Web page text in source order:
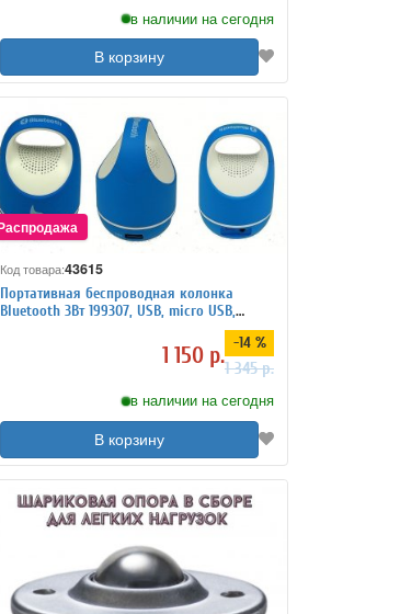
в наличии на сегодня
В корзину
Код товара:43615
Портативная беспроводная колонка
Bluetooth 3Вт 199307, USB, micro USB,
1 150 р. -14 %
1 345 р.
в наличии на сегодня
В корзину